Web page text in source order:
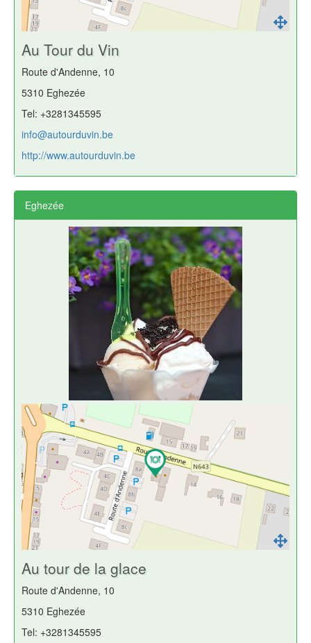
Au Tour du Vin
Route d'Andenne, 10
5310 Eghezée
Tel: +3281345595
info@autourduvin.be
http://www.autourduvin.be
Eghezée
Au tour de la glace
Route d'Andenne, 10
5310 Eghezée
Tel: +3281345595